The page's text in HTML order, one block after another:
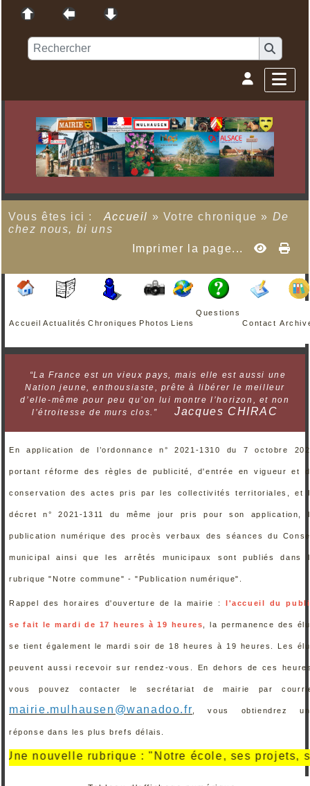
Vous êtes ici : Accueil » Votre chronique » De
chez nous, bi uns
Imprimer la page...
Accueil Actualités Chroniques Photos Liens
Questions
Contact
“La France est un vieux pays, mais elle est aussi une
Nation jeune, enthousiaste, prête à libérer le meilleur
d’elle-même pour peu qu’on lui montre l’horizon, et non
l’étroitesse de murs clos.”
Jacques CHIRAC
En application de l’ordonnance n° 2021-1310 du 7 octobre
portant réforme des règles de publicité, d'entrée en vigueur et
conservation des actes pris par les collectivités territoriales, et
décret n° 2021-1311 du même jour pris pour son application,
publication numérique des procès verbaux des séances du
municipal ainsi que les arrêtés municipaux sont publiés dans
rubrique "Notre commune" - "Publication numérique".
Rappel des horaires d'ouverture de la mairie : l'accueil du
se fait le mardi de 17 heures à 19 heures , la permanence des
se tient également le mardi soir de 18 heures à 19 heures. Les
peuvent aussi recevoir sur rendez-vous. En dehors de ces
vous pouvez contacter le secrétariat de mairie par
mairie.mulhausen@wanadoo.fr , vous obtiendrez
réponse dans les plus brefs délais.
nouvelle rubrique : "Notre école, ses projets, ses